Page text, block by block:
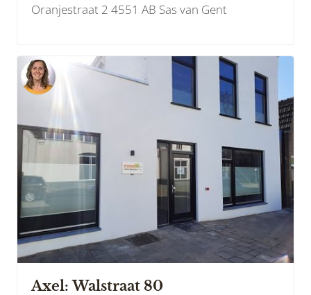
Oranjestraat 2 4551 AB Sas van Gent
Axel: Walstraat 80